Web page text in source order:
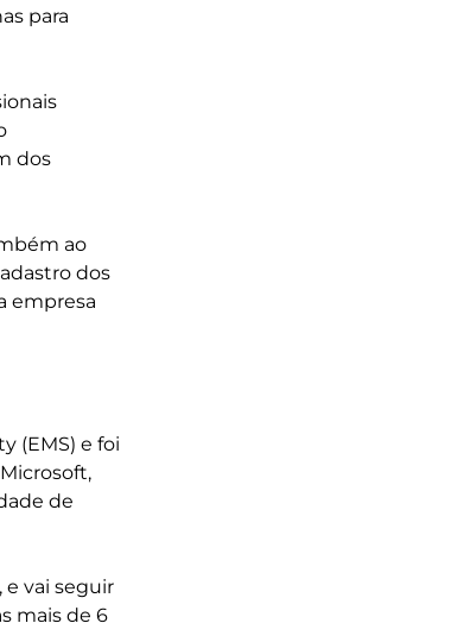
para
dos
ao
dos
empresa
(EMS) e foi
de
e vai seguir
mais de 6